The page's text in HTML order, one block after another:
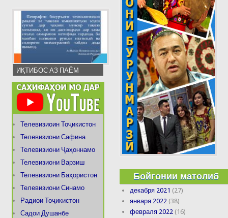
ИҚТИБОС АЗ ПАЁМ
Телевизиоин Тоҷикистон
Телевизиони Сафина
Телевизиони Ҷаҳоннамо
Телевизиони Варзиш
Телевизиони Баҳористон
Телевизиони Синамо
Радиои Тоҷикистон
Садои Душанбе
Бойгонии матолиб
декабря 2021 (27)
января 2022 (38)
февраля 2022 (16)